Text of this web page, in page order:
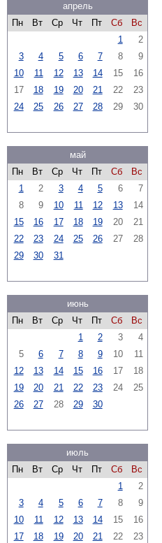
апрель
Пн
Вт Ср Чт Пт Сб
Вс
1
2
3
4 5 6 7 8
9
10
11 12 13 14 15
16
17
18 19 20 21 22
23
24
25 26 27 28 29 30
май
Пн
Вт Ср Чт Пт Сб
Вс
1
2 3 4 5 6
7
8
9 10 11 12 13
14
15
16 17 18 19 20
21
22
23 24 25 26 27
28
29
30 31
июнь
Пн
Вт Ср Чт Пт Сб
Вс
1
2 3
4
5
6 7 8 9 10
11
12
13 14 15 16 17
18
19
20 21 22 23 24
25
26
27 28 29 30
июль
Пн
Вт Ср Чт Пт Сб
Вс
1
2
3
4 5 6 7 8
9
10
11 12 13 14 15
16
17
18 19 20 21 22
23